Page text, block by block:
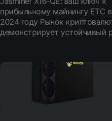
прибыльному майнингу ETC в
2024 году Рынок
демонстрирует устойчивый